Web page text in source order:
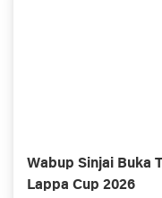
Wabup Sinjai Buka
Lappa Cup 2026